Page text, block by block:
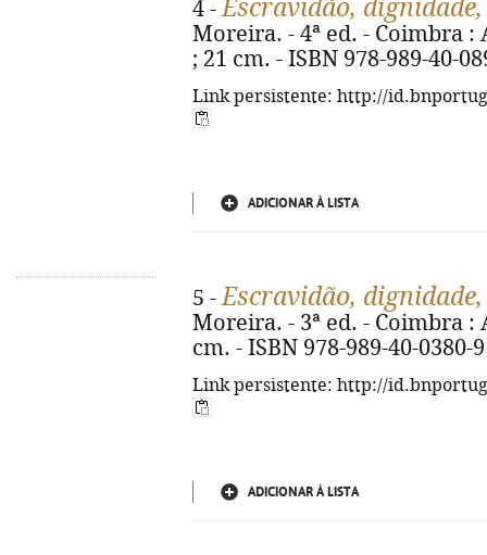
4 -Escravidão,
Moreira. - 4ª ed. - Coimbra :
; 21 cm. - ISBN 978-989-40-
Link persistente: http://
ADICIONAR À LISTA
5 -Escravidão,
Moreira. - 3ª ed. - Coimbra :
cm. - ISBN 978-989-40-0380-9
Link persistente: http://
ADICIONAR À LISTA